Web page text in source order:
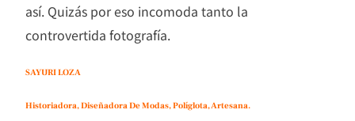
así. Quizás por eso incomoda tanto la
controvertida fotografía.
SAYURI LOZA
Historiadora, Diseñadora De Modas, Políglota, Artesana.